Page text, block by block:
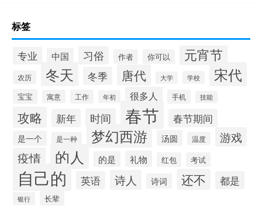
标签
专业 中国 习俗 作者 你可以 元宵节
农历 冬天 冬季 唐代 大学 学校 宋代
宝宝 寓意 工作 年初 很多人 手机 技能
攻略 新年 时间 春节 春节期间
是一个 是一种 梦幻西游 汤圆 温度 游戏
疫情 的人 的是 礼物 红包 考试
自己的 英语 诗人 诗词 还不 都是
银行 长辈